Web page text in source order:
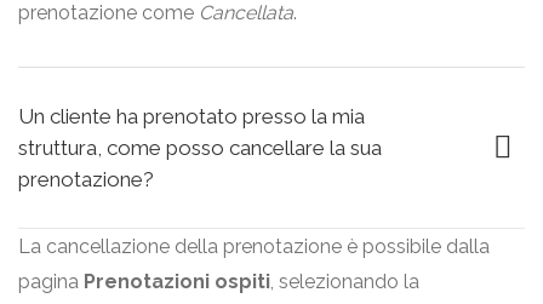
prenotazione come Cancellata.
Un cliente ha prenotato presso la mia
struttura, come posso cancellare la sua
prenotazione?
La cancellazione della prenotazione è possibile dalla
pagina Prenotazioni ospiti, selezionando la